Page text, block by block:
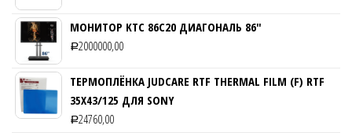
МОНИТОР KTC 86C20 ДИАГОНАЛЬ 86″
Р2000000,00
ТЕРМОПЛЁНКА JUDCARE RTF THERMAL FILM (F) RTF
35Х43/125 ДЛЯ SONY
Р24760,00